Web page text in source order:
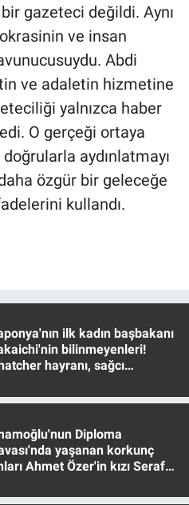
gazeteci değildi. Aynı
ve insan
Abdi
ve adaletin hizmetine
yalnızca haber
O gerçeği ortaya
aydınlatmayı
özgür bir geleceğe
kullandı.
ilk kadın başbakanı
bilinmeyenleri!
hayranı, sağcı
Diploma
yaşanan korkunç
Ahmet Özer'in kızı Seraf